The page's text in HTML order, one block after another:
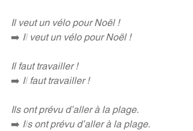
Il veut un vélo pour Noël !
➡️ Il veut un vélo pour Noël !
Il faut travailler !
➡️ Il faut travailler !
Ils ont prévu d’aller à la plage.
➡️ Ils ont prévu d’aller à la plage.